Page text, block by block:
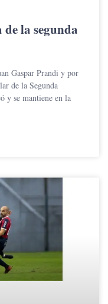
la segunda
Gaspar Prandi y por
de la Segunda
y se mantiene en la